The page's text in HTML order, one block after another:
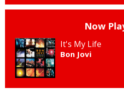
Now
It's My Life
Bon Jovi